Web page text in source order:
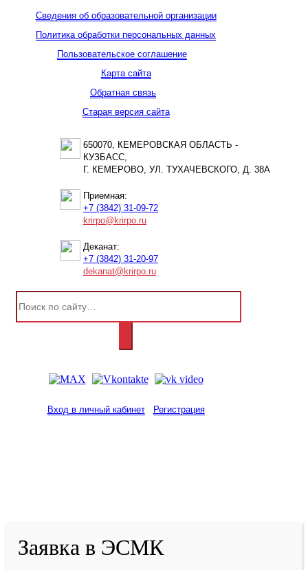
Сведения об образовательной организации
Политика обработки персональных данных
Пользовательское соглашение
Карта сайта
Обратная связь
Старая версия сайта
650070, КЕМЕРОВСКАЯ ОБЛАСТЬ -
КУЗБАСС,
Г. КЕМЕРОВО, УЛ. ТУХАЧЕВСКОГО, Д. 38А
Приемная:
+7 (3842) 31-09-72
krirpo@krirpo.ru
Деканат:
+7 (3842) 31-20-97
dekanat@krirpo.ru
Вход в личный кабинет Регистрация
Заявка в ЭСМК